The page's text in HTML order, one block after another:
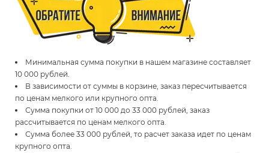
Минимальная сумма покупки в нашем магазине составляет
10 000 рублей.
В зависимости от суммы в корзине, заказ пересчитывается
по ценам мелкого или крупного опта.
Сумма покупки от 10 000 до 33 000 рублей, заказ
рассчитывается по ценам мелкого опта.
Сумма более 33 000 рублей, то расчет заказа идет по ценам
крупного опта.